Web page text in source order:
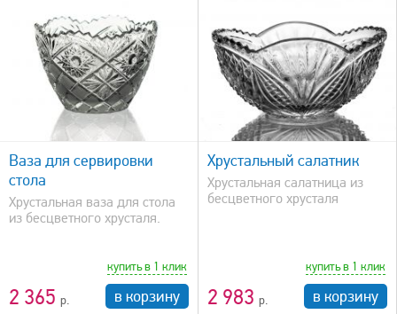
Ваза для сервировки
стола
Хрустальная ваза для стола
из бесцветного хрусталя.
2 365
купить в 1 клик
в корзину
быстрый просмотр
Хрустальный салатник
Хрустальная салатница из
бесцветного хрусталя
2 983
купить в 1 клик
в корзину